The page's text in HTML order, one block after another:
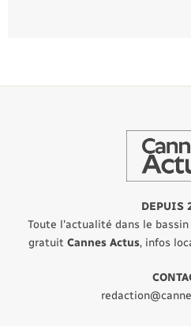
DEPUIS
Toute l'actualité dans le
gratuit Cannes Actus, infos